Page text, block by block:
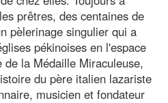
prêtres, des centaines de
pèlerinage singulier qui a
pékinoises en l'espace
la Médaille Miraculeuse,
du père italien lazariste
musicien et fondateur